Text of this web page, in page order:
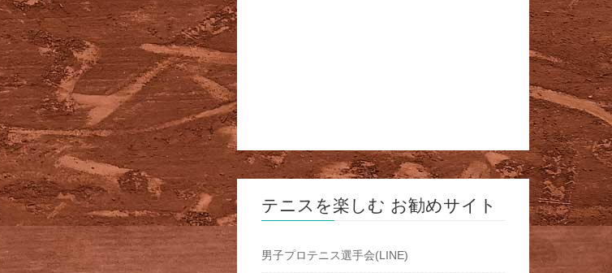
テニスを楽しむ お勧めサイト
男子プロテニス選手会(LINE)